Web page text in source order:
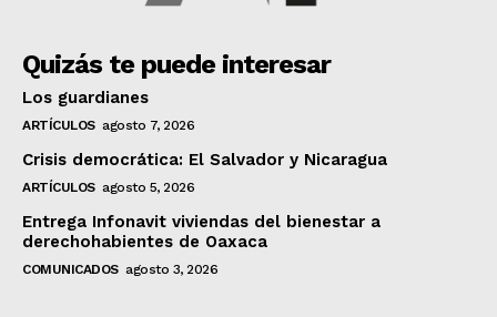
Quizás te puede interesar
Los guardianes
ARTÍCULOS agosto 7, 2026
Crisis democrática: El Salvador y Nicaragua
ARTÍCULOS agosto 5, 2026
Entrega Infonavit viviendas del bienestar a
derechohabientes de Oaxaca
COMUNICADOS agosto 3, 2026